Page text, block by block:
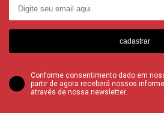
cadastrar
Conforme consentimento dado em
partir de agora receberá nossos
através de nossa newsletter.